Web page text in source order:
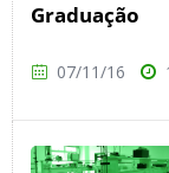
Graduação
07/11/16